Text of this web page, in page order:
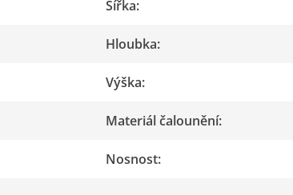
Šířka:
Hloubka:
Výška:
Materiál čalounění:
Nosnost: